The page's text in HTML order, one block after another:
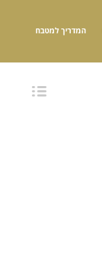
המדריך למטבח